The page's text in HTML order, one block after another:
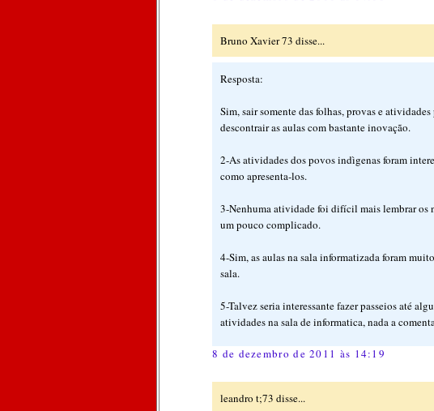
Bruno Xavier 73 disse...
Resposta:
Sim, sair somente das folhas, provas e
descontrair as aulas com bastante inovação.
2-As atividades dos povos indìgenas foram
como apresenta-los.
3-Nenhuma atividade foi difícil mais lembrar os
um pouco complicado.
4-Sim, as aulas na sala informatizada foram
sala.
5-Talvez seria interessante fazer passeios até
atividades na sala de informatica, nada a
8 de dezembro de 2011 às 14:19
leandro t;73 disse...